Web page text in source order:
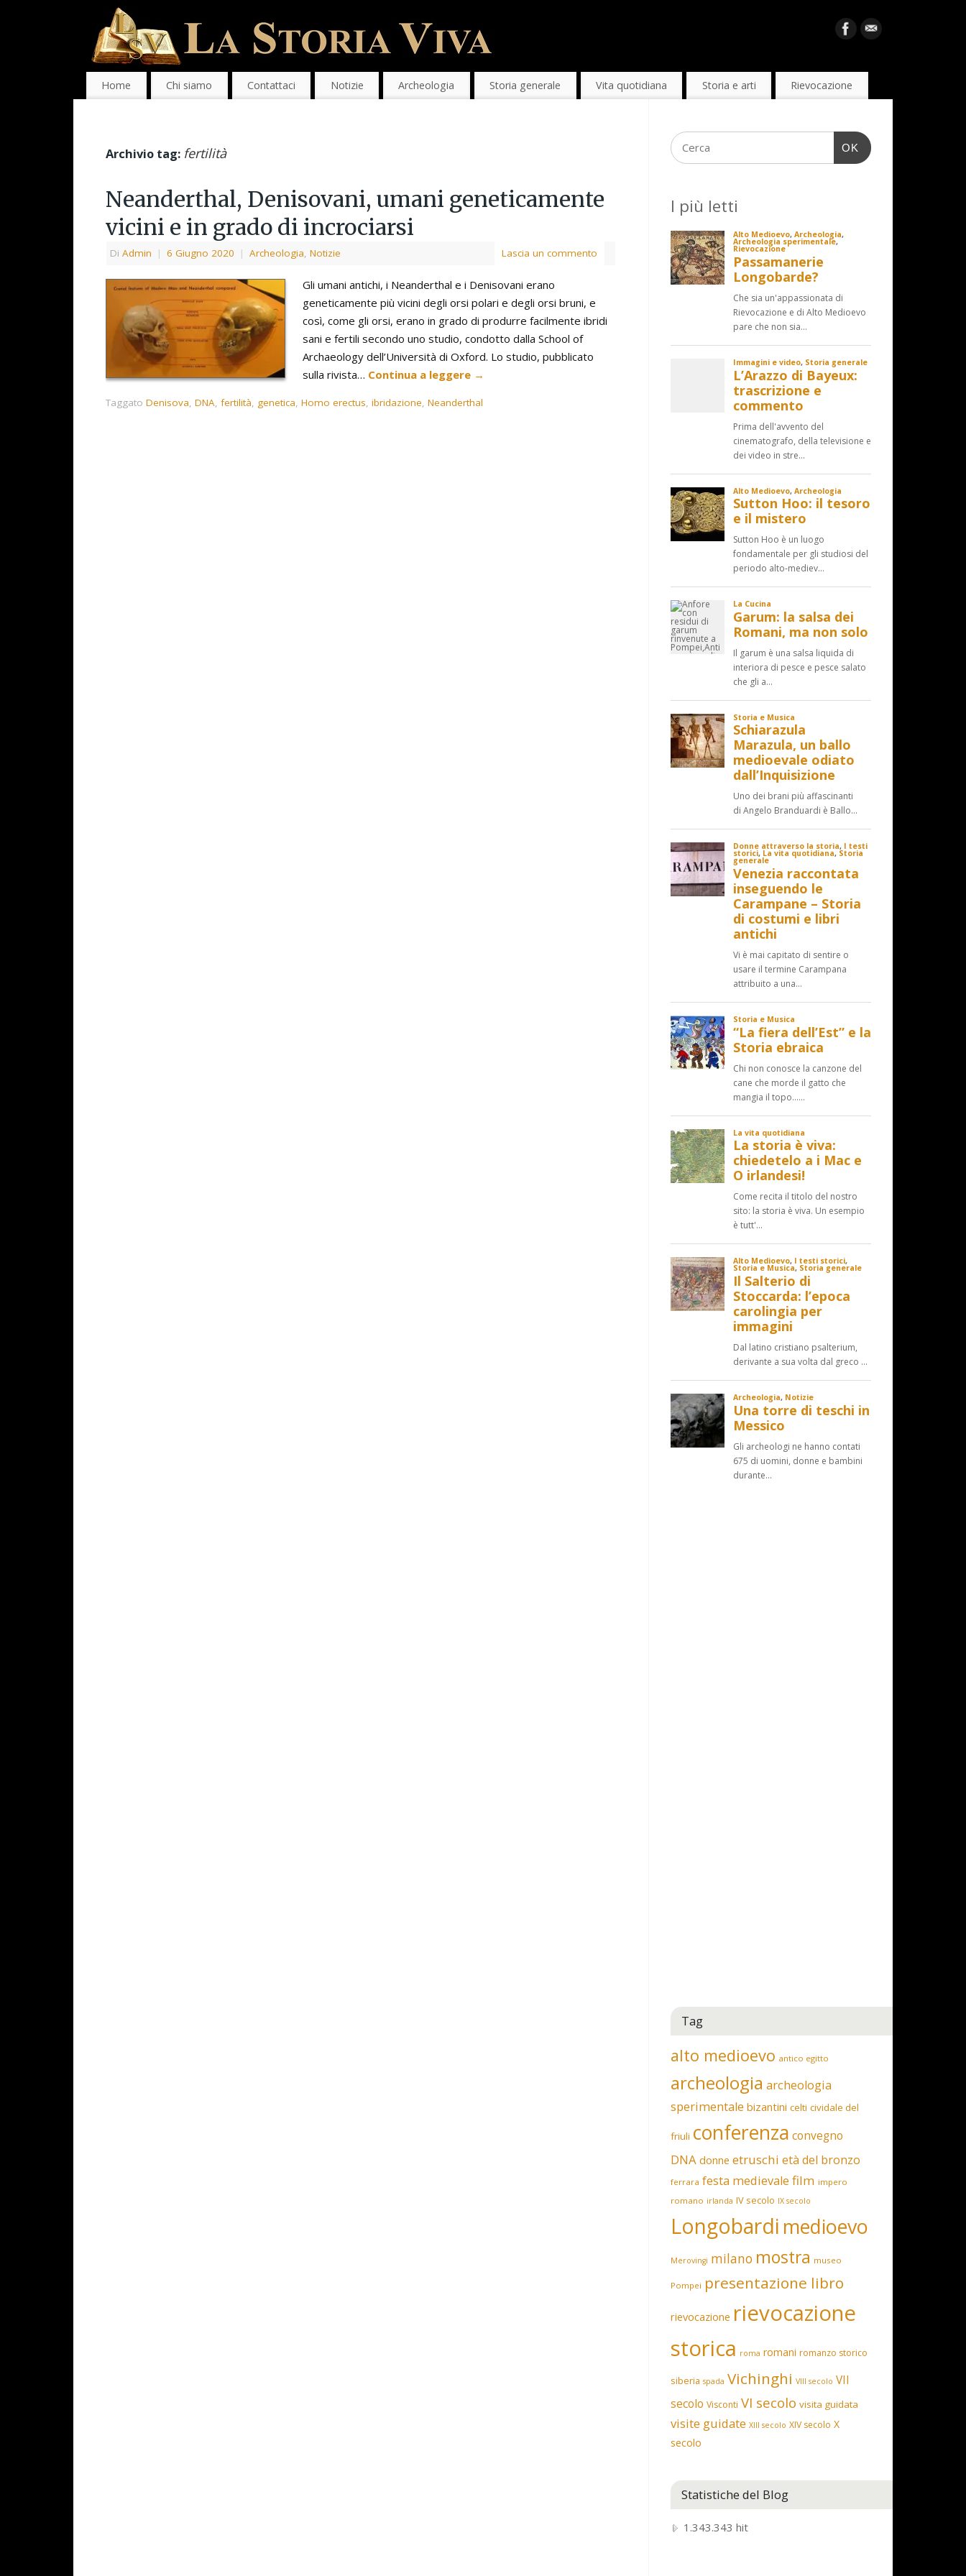
Home Chi siamo Contattaci Notizie Archeologia Storia generale Vita quotidiana Storia e arti Rievocazione
Archivio tag: fertilità
Neanderthal, Denisovani, umani geneticamente
vicini e in grado di incrociarsi
Di Admin | 6 Giugno 2020 | Archeologia, Notizie Lascia un commento
Gli umani antichi, i Neanderthal e i Denisovani erano
geneticamente più vicini degli orsi polari e degli orsi bruni, e
così, come gli orsi, erano in grado di produrre facilmente ibridi
sani e fertili secondo uno studio, condotto dalla School of
Archaeology dell’Università di Oxford. Lo studio, pubblicato
sulla rivista… Continua a leggere →
Taggato Denisova, DNA, fertilità, genetica, Homo erectus, ibridazione, Neanderthal
OK
I più letti
Tag
alto medioevo antico egitto
archeologia archeologia
sperimentale bizantini celti cividale del
friuli conferenza convegno
DNA donne etruschi età del bronzo
ferrara festa medievale film impero
romano irlanda IV secolo IX secolo
Longobardi medioevo
Merovingi milano mostra museo
Pompei presentazione libro
rievocazione rievocazione
storica roma romani romanzo storico
siberia spada Vichinghi VIII secolo VII
secolo Visconti VI secolo visita guidata
visite guidate XIII secolo XIV secolo X
secolo
Statistiche del Blog
1.343.343 hit